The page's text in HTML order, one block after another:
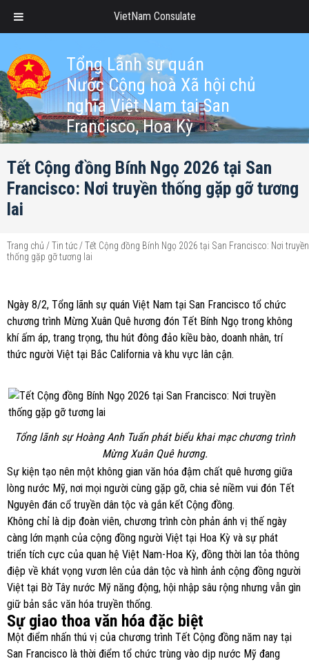
Tổng Lãnh sự quán
Nước Cộng hoà Xã hội chủ
nghĩa Việt Nam tại San
Francisco, Hoa Kỳ
Tết Cộng đồng Bính Ngọ 2026 tại San
Francisco: Nơi truyền thống gặp gỡ tương
lai
Trang chủ /Tin tức /Tết Cộng đồng Bính Ngọ 2026 tại San Francisco: Nơi truyền
thống gặp gỡ tương lai
Ngày 8/2, Tổng lãnh sự quán Việt Nam tại San Francisco tổ chức
chương trình Mừng Xuân Quê hương đón Tết Bính Ngọ trong không
khí ấm áp, trang trọng, thu hút đông đảo kiều bào, doanh nhân, trí
thức người Việt tại Bắc California và khu vực lân cận.
Tổng lãnh sự Hoàng Anh Tuấn phát biểu khai mạc chương trình
Mừng Xuân Quê hương.
Sự kiện tạo nên một không gian văn hóa đậm chất quê hương giữa
lòng nước Mỹ, nơi mọi người cùng gặp gỡ, chia sẻ niềm vui đón Tết
Nguyên đán cổ truyền dân tộc và gắn kết Cộng đồng.
Không chỉ là dịp đoàn viên, chương trình còn phản ánh vị thế ngày
càng lớn mạnh của cộng đồng người Việt tại Hoa Kỳ và sự phát
triển tích cực của quan hệ Việt Nam-Hoa Kỳ, đồng thời lan tỏa thông
điệp về khát vọng vươn lên của dân tộc và hình ảnh cộng đồng người
Việt tại Bờ Tây nước Mỹ năng động, hội nhập sâu rộng nhưng vẫn gìn
giữ bản sắc văn hóa truyền thống.
Sự giao thoa văn hóa đặc biệt
Một điểm nhấn thú vị của chương trình Tết Cộng đồng năm nay tại
San Francisco là thời điểm tổ chức trùng vào dịp nước Mỹ đang
VietNam Consulate